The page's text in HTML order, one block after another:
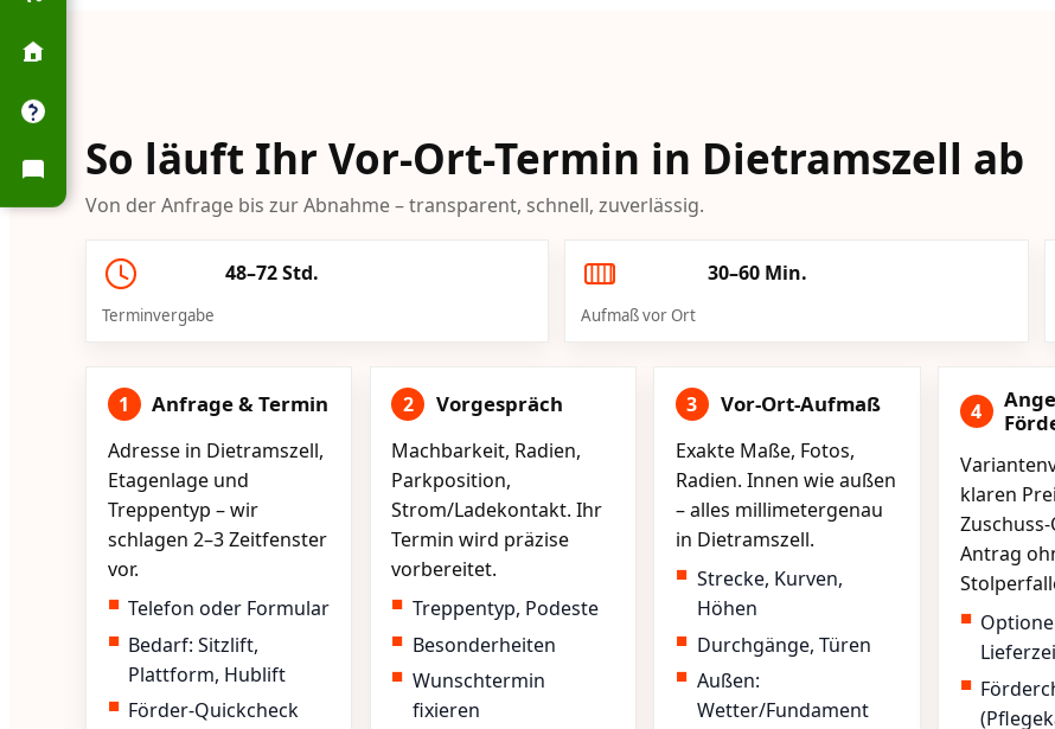
So läuft Ihr Vor-Ort-Termin in Dietramszell ab
Von der Anfrage bis zur Abnahme – transparent, schnell, zuverlässig.
48–72 Std.
Terminvergabe
30–60 Min.
Aufmaß vor Ort
1 Anfrage & Termin
Adresse in Dietramszell,
Etagenlage und
Treppentyp – wir
schlagen 2–3 Zeitfenster
vor.
Telefon oder Formular
Bedarf: Sitzlift,
Plattform, Hublift
Förder-Quickcheck
2 Vorgespräch
Machbarkeit, Radien,
Parkposition,
Strom/Ladekontakt. Ihr
Termin wird präzise
vorbereitet.
Treppentyp, Podeste
Besonderheiten
Wunschtermin
fixieren
3 Vor-Ort-Aufmaß
Exakte Maße, Fotos,
Radien. Innen wie außen
– alles millimetergenau
in Dietramszell.
Strecke, Kurven,
Höhen
Durchgänge, Türen
Außen:
Wetter/Fundament
4
klaren
Antrag